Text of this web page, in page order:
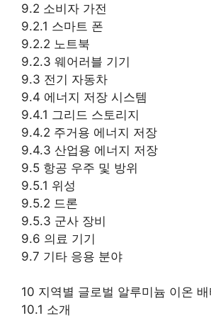
9.2 소비자 가전
9.2.1 스마트 폰
9.2.2 노트북
9.2.3 웨어러블 기기
9.3 전기 자동차
9.4 에너지 저장 시스템
9.4.1 그리드 스토리지
9.4.2 주거용 에너지 저장
9.4.3 산업용 에너지 저장
9.5 항공 우주 및 방위
9.5.1 위성
9.5.2 드론
9.5.3 군사 장비
9.6 의료 기기
9.7 기타 응용 분야
10 지역별 글로벌 알루미늄 이온
10.1 소개